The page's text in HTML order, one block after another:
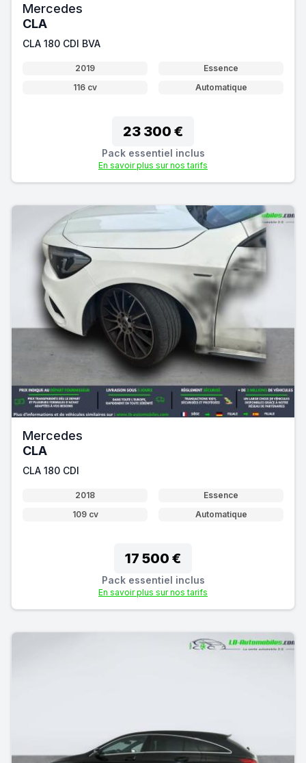
Mercedes
CLA
CLA 180 CDI BVA
2019
Essence
116 cv
Automatique
23 300 €
Pack essentiel inclus
En savoir plus sur nos tarifs
Mercedes
CLA
CLA 180 CDI
2018
Essence
109 cv
Automatique
17 500 €
Pack essentiel inclus
En savoir plus sur nos tarifs